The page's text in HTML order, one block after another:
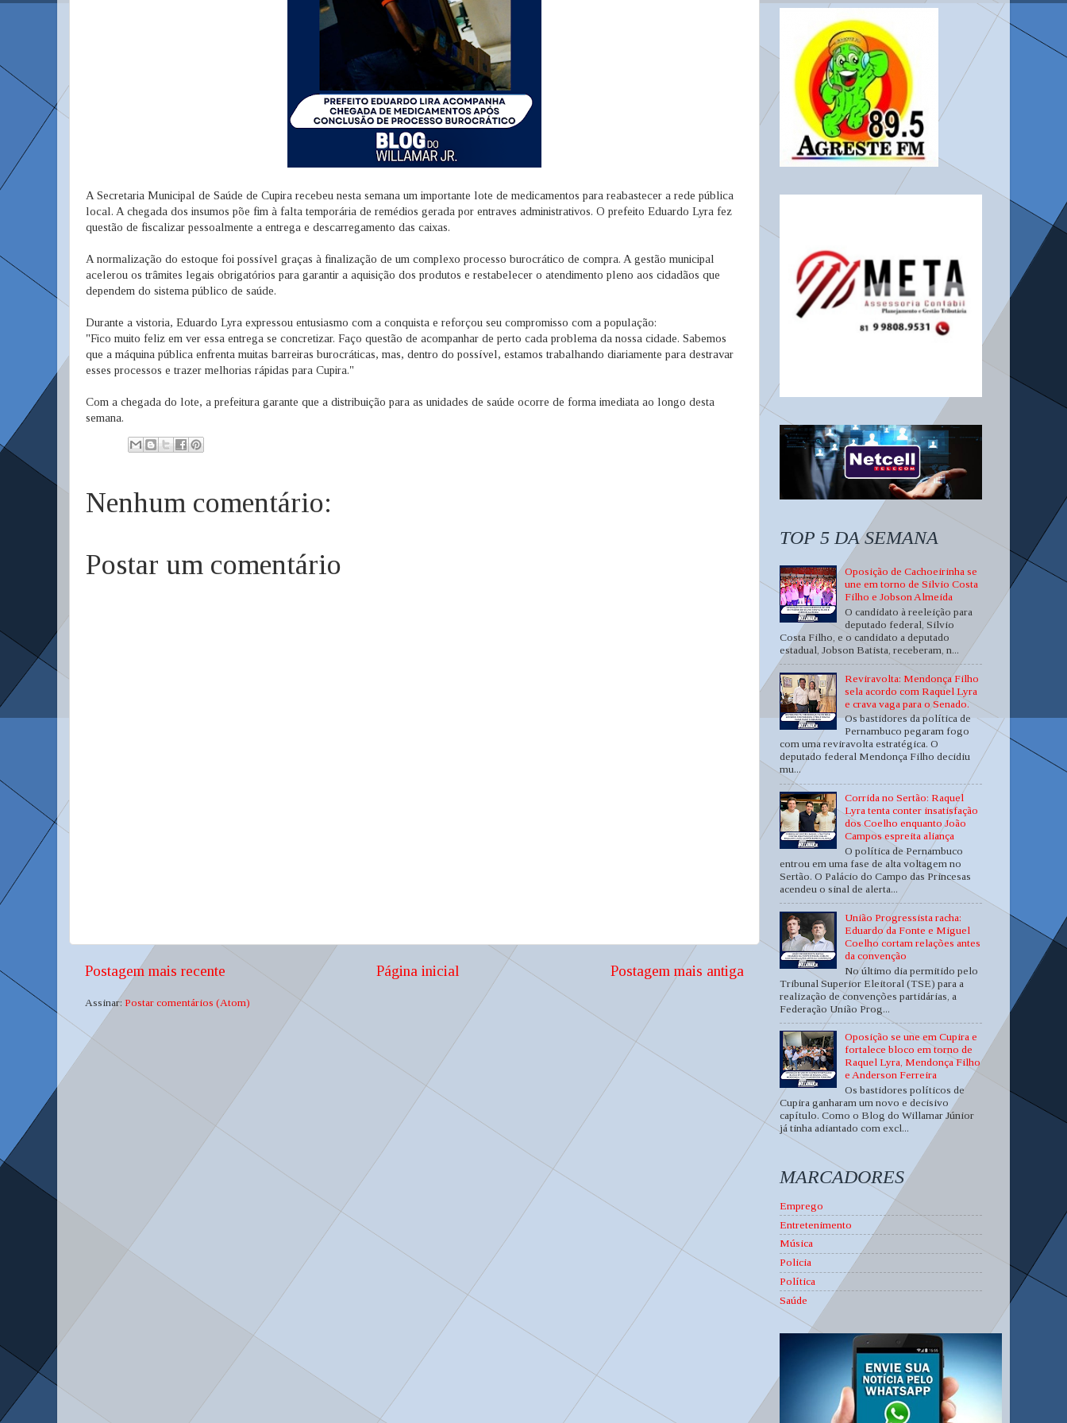
A Secretaria Municipal de Saúde de Cupira recebeu nesta semana um importante lote de medicamentos para reabastecer a rede pública
local. A chegada dos insumos põe fim à falta temporária de remédios gerada por entraves administrativos. O prefeito Eduardo Lyra fez
questão de fiscalizar pessoalmente a entrega e descarregamento das caixas.
A normalização do estoque foi possível graças à finalização de um complexo processo burocrático de compra. A gestão municipal
acelerou os trâmites legais obrigatórios para garantir a aquisição dos produtos e restabelecer o atendimento pleno aos cidadãos que
dependem do sistema público de saúde.
Durante a vistoria, Eduardo Lyra expressou entusiasmo com a conquista e reforçou seu compromisso com a população:
"Fico muito feliz em ver essa entrega se concretizar. Faço questão de acompanhar de perto cada problema da nossa cidade. Sabemos
que a máquina pública enfrenta muitas barreiras burocráticas, mas, dentro do possível, estamos trabalhando diariamente para destravar
esses processos e trazer melhorias rápidas para Cupira."
Com a chegada do lote, a prefeitura garante que a distribuição para as unidades de saúde ocorre de forma imediata ao longo desta
semana.
Nenhum comentário:
Postar um comentário
Postagem mais recente Postagem mais antiga
Página inicial
Assinar: Postar comentários (Atom)
TOP 5 DA SEMANA
Oposição de Cachoeirinha se
une em torno de Silvio Costa
Filho e Jobson Almeida
O candidato à reeleição para
deputado federal, Silvio
Costa Filho, e o candidato a deputado
estadual, Jobson Batista, receberam, n...
Reviravolta: Mendonça Filho
sela acordo com Raquel Lyra
e crava vaga para o Senado.
Os bastidores da política de
Pernambuco pegaram fogo
com uma reviravolta estratégica. O
deputado federal Mendonça Filho decidiu
mu...
Corrida no Sertão: Raquel
Lyra tenta conter insatisfação
dos Coelho enquanto João
Campos espreita aliança
O política de Pernambuco
entrou em uma fase de alta voltagem no
Sertão. O Palácio do Campo das Princesas
acendeu o sinal de alerta...
União Progressista racha:
Eduardo da Fonte e Miguel
Coelho cortam relações antes
da convenção
No último dia permitido pelo
Tribunal Superior Eleitoral (TSE) para a
realização de convenções partidárias, a
Federação União Prog...
Oposição se une em Cupira e
fortalece bloco em torno de
Raquel Lyra, Mendonça Filho
e Anderson Ferreira
Os bastidores políticos de
Cupira ganharam um novo e decisivo
capítulo. Como o Blog do Willamar Júnior
já tinha adiantado com excl...
MARCADORES
Emprego
Entretenimento
Música
Policia
Política
Saúde